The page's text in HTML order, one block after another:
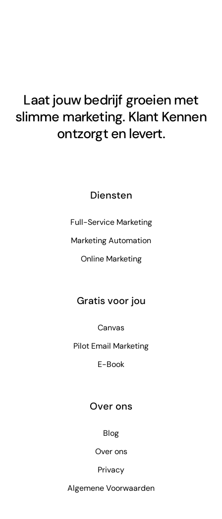
Laat jouw bedrijf groeien met
slimme marketing. Klant Kennen
ontzorgt en levert.
Diensten
Full-Service Marketing
Marketing Automation
Online Marketing
Gratis voor jou
Canvas
Pilot Email Marketing
E-Book
Over ons
Blog
Over ons
Privacy
Algemene Voorwaarden